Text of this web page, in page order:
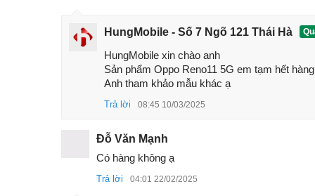
này có kích thước 162.4 x 74.1 x 7.6 mm và
cụm camera phía sau. Khung của nó được
Reno11 5G mang tới cảm giác cầm nắm rất thoải
HungMobile - Số 7 Ngõ 121 Thái Hà
HungMobile xin chào anh
Sản phẩm Oppo Reno11 5G em tạm hết hàng
Anh tham khảo mẫu khác ạ
Trả lời 08:45 10/03/2025
Đỗ Văn Mạnh
Có hàng không ạ
Trả lời 04:01 22/02/2025